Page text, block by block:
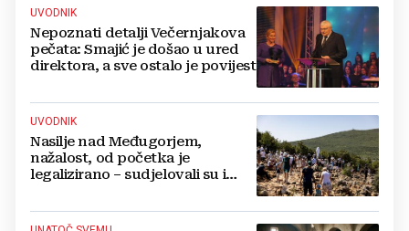
UVODNIK
Nepoznati detalji Večernjakova
pečata: Smajić je došao u ured
direktora, a sve ostalo je povijest
UVODNIK
Nasilje nad Međugorjem,
nažalost, od početka je
legalizirano – sudjelovali su i